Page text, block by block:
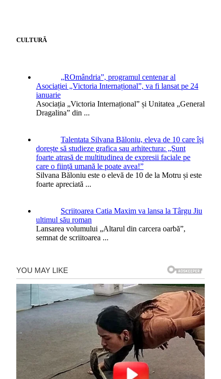
CULTURĂ
„ROmândria”, programul centenar al
Asociației „Victoria Internațional”, va fi lansat pe 24
ianuarie
Asociația „Victoria Internațional” și Unitatea „General
Dragalina” din ...
Talentata Silvana Băloniu, eleva de 10 care își
dorește să studieze grafica sau arhitectura: „Sunt
foarte atrasă de multitudinea de expresii faciale pe
care o ființă umană le poate avea!”
Silvana Băloniu este o elevă de 10 de la Motru și este
foarte apreciată ...
Scriitoarea Catia Maxim va lansa la Târgu Jiu
ultimul său roman
Lansarea volumului „Altarul din carcera oarbă”,
semnat de scriitoarea ...